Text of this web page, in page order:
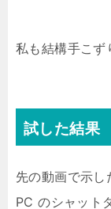
私も結構手こ
試した結果
先の動画で示し
PC のシャット